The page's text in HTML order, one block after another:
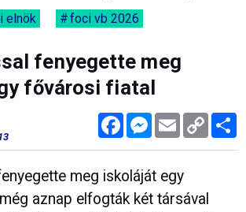
elnök foci vb 2026
fenyegette meg
fővárosi fiatal
FacebookMessenger
Email Copy
Link
meg iskoláját egy
aznap elfogták két társával